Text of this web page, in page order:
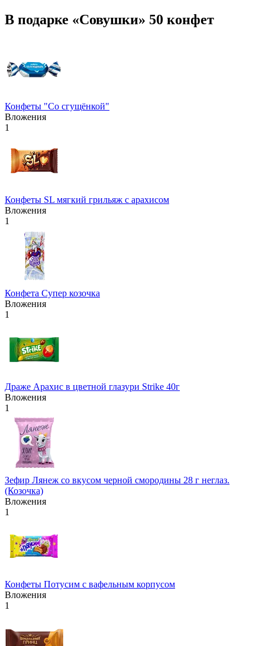
В подарке «Совушки» 50 конфет
Конфеты "Со сгущёнкой"
Вложения
1
Конфеты SL мягкий грильяж с арахисом
Вложения
1
Конфета Супер козочка
Вложения
1
Драже Арахис в цветной глазури Strike 40г
Вложения
1
Зефир Лянеж со вкусом черной смородины 28 г неглаз.
(Козочка)
Вложения
1
Конфеты Потусим с вафельным корпусом
Вложения
1